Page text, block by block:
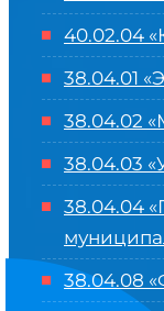
40.02.04
38.04.01
38.04.02
38.04.03
38.04.04
38.04.08